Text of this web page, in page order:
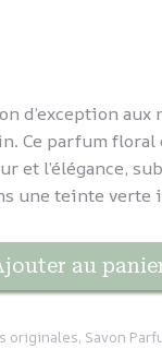
d’exception aux
Ce parfum
et l’élégance,
une teinte verte
au
originales, Savon